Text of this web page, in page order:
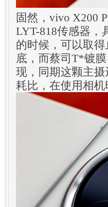
固然，vivo X200
LYT-818传感器，
的时候，可以取
底，而蔡司T*镀
现，同期这颗主
耗比，在使用相